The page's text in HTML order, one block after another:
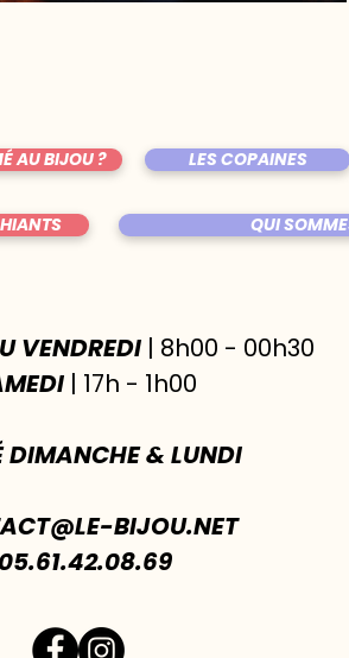
AU BIJOU ? LES COPAINES
QUI
VENDREDI| 8h00 - 00h30
| 17h - 1h00
DIMANCHE & LUNDI
BIJOU.NET
05.61.42.08.69